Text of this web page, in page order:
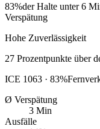
83%der Halte unter 6
Verspätung
Hohe Zuverlässigkeit
27 Prozentpunkte über
ICE 1063 · 83%
Ø Verspätung
3 Min
Ausfälle